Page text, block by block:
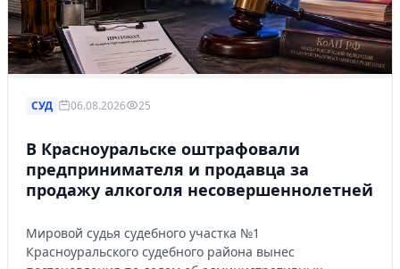
СУД 06.08.2026 25
В Красноуральске оштрафовали
предпринимателя и продавца за
продажу алкоголя несовершеннолетней
Мировой судья судебного участка №1
Красноуральского судебного района вынес